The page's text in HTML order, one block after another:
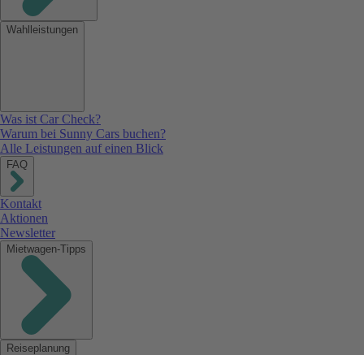
Wahlleistungen
Was ist Car Check?
Warum bei Sunny Cars buchen?
Alle Leistungen auf einen Blick
FAQ
Kontakt
Aktionen
Newsletter
Mietwagen-Tipps
Reiseplanung